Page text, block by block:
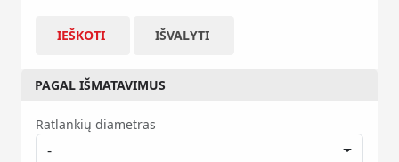
IEŠKOTI IŠVALYTI
PAGAL IŠMATAVIMUS
Ratlankių diametras
-